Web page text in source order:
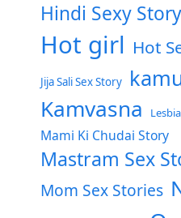
Hindi Sexy Story
Hot girl Hot
Jija Sali Sex Story
Kamvasna
Mami Ki Chudai Story
Mastram Sex
Mom Sex Stories